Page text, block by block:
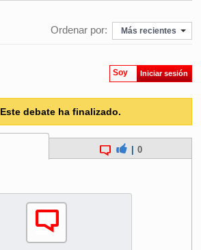
Ordenar por: Más recientes
Soy Iniciar sesión
Este debate ha finalizado.
0